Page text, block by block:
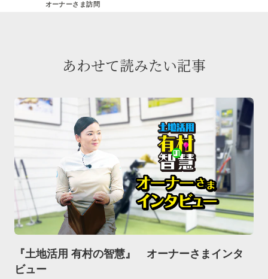
オーナーさま訪問
あわせて読みたい記事
『土地活用 有村の智慧』 オーナーさまインタ
ビュー